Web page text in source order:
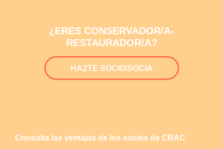
¿ERES CONSERVADOR/A-
RESTAURADOR/A?
HAZTE SOCIO/SOCIA
Consulta las ventajas de los socios de CRAC